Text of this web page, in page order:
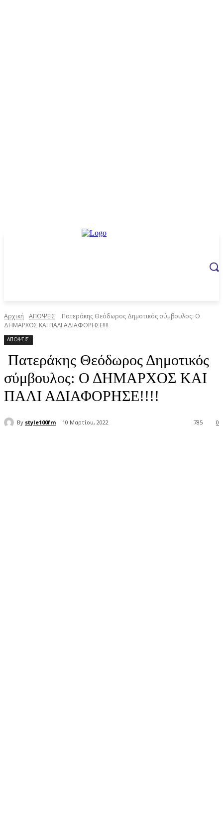
Αρχική ΑΠΟΨΕΙΣ
Πατεράκης Θεόδωρος Δημοτικός σύμβουλος: Ο
ΔΗΜΑΡΧΟΣ ΚΑΙ ΠΑΛΙ ΑΔΙΑΦΟΡΗΣΕ!!!!
ΑΠΟΨΕΙΣ
Πατεράκης Θεόδωρος Δημοτικός
σύμβουλος: Ο ΔΗΜΑΡΧΟΣ ΚΑΙ
ΠΑΛΙ ΑΔΙΑΦΟΡΗΣΕ!!!!
By style100fm 10 Μαρτίου, 2022 0
785